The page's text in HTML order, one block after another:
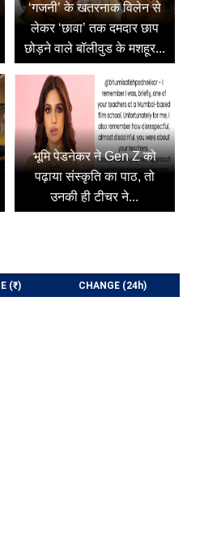
‘गजनी’ के खतरनाक विलेन से
लेकर ‘छावा’ तक दमदार छाप
छोड़ने वाले बॉलीवुड के मशहूर...
भूमि पेडनेकर ने Gen Z को
पढ़ाया संस्कृति का पाठ, तो
उनकी ही टीचर ने...